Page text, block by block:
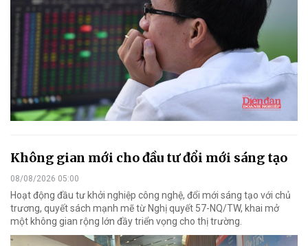
Không gian mới cho đầu tư đổi mới sáng tạo
08/08/2026 05:00
Hoạt động đầu tư khởi nghiệp công nghệ, đổi mới sáng tạo với chủ
trương, quyết sách mạnh mẽ từ Nghị quyết 57-NQ/TW, khai mở
một không gian rộng lớn đầy triển vọng cho thị trường.